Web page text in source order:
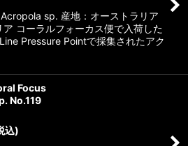
sp. 産地：オーストラリア
ア コーラルフォーカス便で入荷した
Pressure Pointで採集されたアク
Focus
No.119
込)